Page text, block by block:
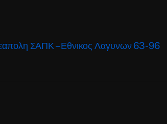
ΣΑΠΚ – Εθνικος Λαγυνων 63-96